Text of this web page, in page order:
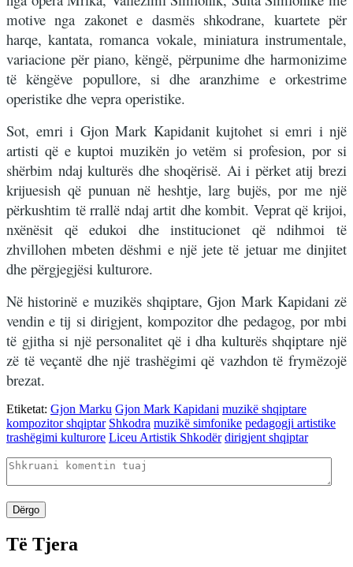
motive nga zakonet e dasmës shkodrane, kuartete për
harqe, kantata, romanca vokale, miniatura instrumentale,
variacione për piano, këngë, përpunime dhe harmonizime
të këngëve popullore, si dhe aranzhime e orkestrime
operistike dhe vepra operistike.
Sot, emri i Gjon Mark Kapidanit kujtohet si emri i një
artisti që e kuptoi muzikën jo vetëm si profesion, por si
shërbim ndaj kulturës dhe shoqërisë. Ai i përket atij brezi
krijuesish që punuan në heshtje, larg bujës, por me një
përkushtim të rrallë ndaj artit dhe kombit. Veprat që krijoi,
nxënësit që edukoi dhe institucionet që ndihmoi të
zhvillohen mbeten dëshmi e një jete të jetuar me dinjitet
dhe përgjegjësi kulturore.
Në historinë e muzikës shqiptare, Gjon Mark Kapidani zë
vendin e tij si dirigjent, kompozitor dhe pedagog, por mbi
të gjitha si një personalitet që i dha kulturës shqiptare një
zë të veçantë dhe një trashëgimi që vazhdon të frymëzojë
brezat.
Etiketat: Gjon Marku Gjon Mark Kapidani muzikë shqiptare
kompozitor shqiptar Shkodra muzikë simfonike pedagogji artistike
trashëgimi kulturore Liceu Artistik Shkodër dirigjent shqiptar
Dërgo
Të Tjera